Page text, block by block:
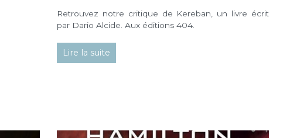
Retrouvez notre critique de Kereban, un livre écrit
par Dario Alcide. Aux éditions 404.
Lire la suite